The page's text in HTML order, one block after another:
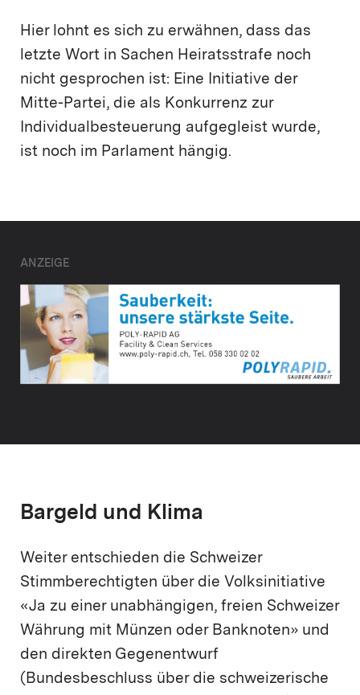
Hier lohnt es sich zu erwähnen, dass das
letzte Wort in Sachen Heiratsstrafe noch
nicht gesprochen ist: Eine Initiative der
Mitte-Partei, die als Konkurrenz zur
Individualbesteuerung aufgegleist wurde,
ist noch im Parlament hängig.
ANZEIGE
Bargeld und Klima
Weiter entschieden die Schweizer
Stimmberechtigten über die Volksinitiative
«Ja zu einer unabhängigen, freien Schweizer
Währung mit Münzen oder Banknoten» und
den direkten Gegenentwurf
(Bundesbeschluss über die schweizerische